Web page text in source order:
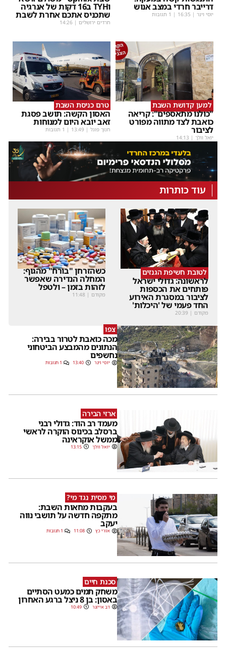
דרייבר חרדי במצב אנוש
יוסי וינר |
16:35 | 1 תגובות
וTYH ב16 דקות של אנרגיה
שתכניס אתכם אחרת לשבת
חרדים ירושלים |
14:26
למען קדושת השבת
"כולנו מתאספים": קריאה
כואבת לצד מתווה מפורט
לציבור
יואל וולך |
14:13
טרם כניסת השבת
האסון הקשה: תושב פסגת
זאב יובא היום למנוחות
חנוך פוגל |
13:49 | 1 תגובות
עוד כותרות
לטובת חשיפת הגנזים
לראשונה: גדולי ישראל
פותחים את הכספות
לציבור במסגרת האירוע
החד פעמי של 'היכלות'
מקודם |
20:39
כשהזרחן "בורח" מהגוף:
המחלה הנדירה שאפשר
לזהות בזמן – ולטפל
מקודם |
11:48
צפו
מכה כואבת לטרור בבירה:
הנתונים מהמבצע הביטחוני
נחשפים
יוסי וינר 13:40 1 תגובות
ארזי הבירה
מעמד רב הוד: גדולי רבני
ברסלב בכינוס הוקרה לראשי
ממשל אוקראינה
יואל וולך 13:15
מי מסית נגד מי?
בעקבות מחאות השבת:
מתקפה חדשה על תושבי נווה
יעקב
אורי כץ 11:08 1 תגובות
סכנת חיים
משחק תמים כמעט הסתיים
באסון: בן 8 ניצל ברגע האחרון
דב אייזנר 10:49